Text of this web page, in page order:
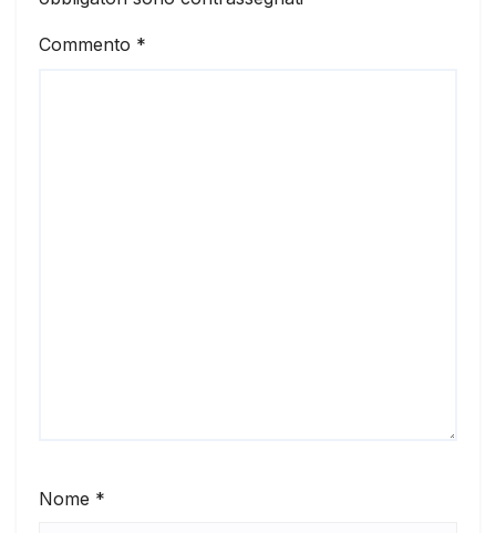
Commento *
Nome *